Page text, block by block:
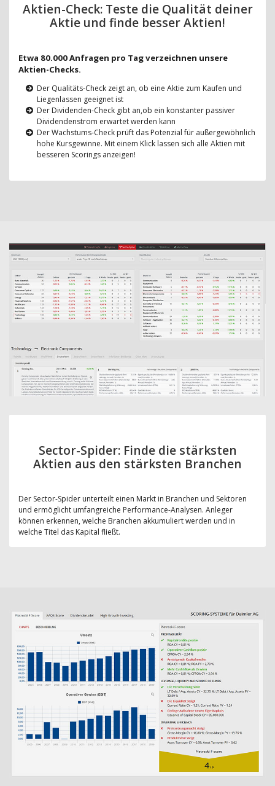
Aktien-Check: Teste die Qualität deiner
Aktie und finde besser Aktien!
Etwa 80.000 Anfragen pro Tag verzeichnen unsere
Aktien-Checks.
Der Qualitäts-Check zeigt an, ob eine Aktie zum Kaufen und
Liegenlassen geeignet ist
Der Dividenden-Check gibt an,ob ein konstanter passiver
Dividendenstrom erwartet werden kann
Der Wachstums-Check prüft das Potenzial für außergewöhnlich
hohe Kursgewinne. Mit einem Klick lassen sich alle Aktien mit
besseren Scorings anzeigen!
Sector-Spider: Finde die stärksten
Aktien aus den stärksten Branchen
Der Sector-Spider unterteilt einen Markt in Branchen und Sektoren
und ermöglicht umfangreiche Performance-Analysen. Anleger
können erkennen, welche Branchen akkumuliert werden und in
welche Titel das Kapital fließt.